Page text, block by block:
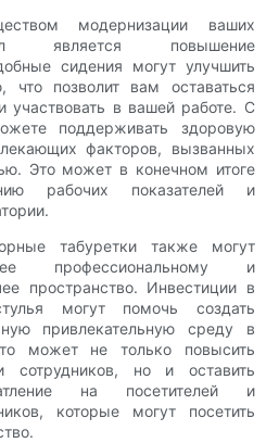
модернизации ваших
является повышение
сидения могут улучшить
что позволит вам оставаться
участвовать в вашей работе. С
поддерживать здоровую
факторов, вызванных
Это может в конечном итоге
рабочих показателей и
табуретки также могут
профессиональному и
пространство. Инвестиции в
могут помочь создать
привлекательную среду в
может не только повысить
сотрудников, но и оставить
на посетителей и
которые могут посетить